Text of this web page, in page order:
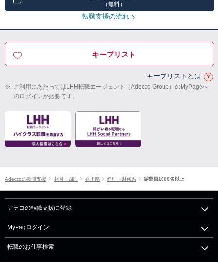
（無料）
転職支援の流れ
キープリスト
キープリストとは
※ ご利用にあたってはLHH転職エージェント（Adecco Group）のMyPageへ
のログインが必要です。
Adeccoの転職支援 中国・四国 香川県 経理・財務系 従業員1000名以上
アデコの転職支援に登録
MyPagログイン
転職のお仕事検索